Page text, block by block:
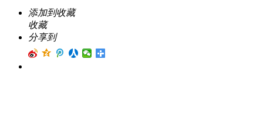
添加到收藏
收藏
分享到